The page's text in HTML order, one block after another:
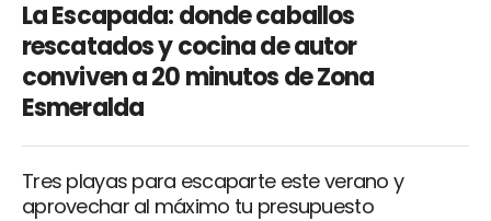
La Escapada: donde caballos
rescatados y cocina de autor
conviven a 20 minutos de Zona
Esmeralda
Tres playas para escaparte este verano y
aprovechar al máximo tu presupuesto